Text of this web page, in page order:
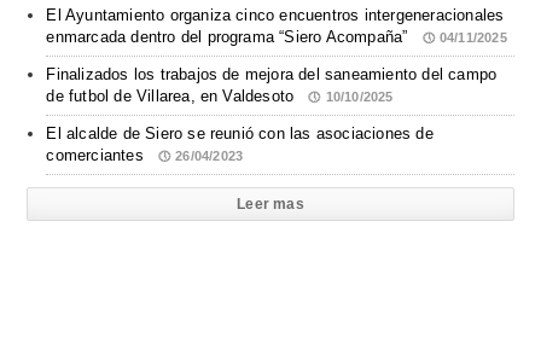
El Ayuntamiento organiza cinco encuentros intergeneracionales
enmarcada dentro del programa “Siero Acompaña”
04/11/2025
Finalizados los trabajos de mejora del saneamiento del campo
de futbol de Villarea, en Valdesoto
10/10/2025
El alcalde de Siero se reunió con las asociaciones de
comerciantes
26/04/2023
Leer mas